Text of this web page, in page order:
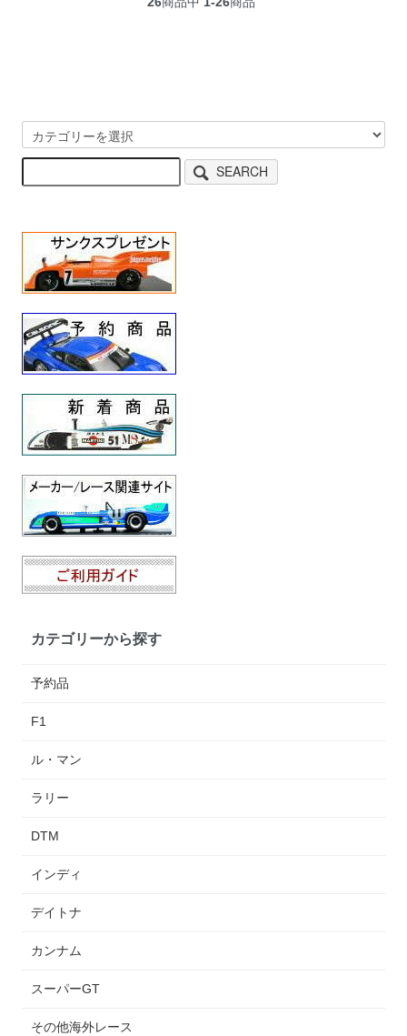
SEARCH
カテゴリーから探す
予約品
F1
ル・マン
ラリー
DTM
インディ
デイトナ
カンナム
スーパーGT
その他海外レース